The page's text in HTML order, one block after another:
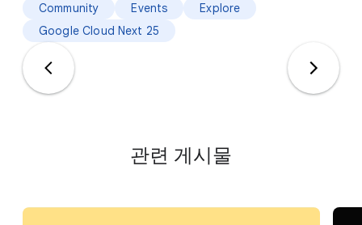
Community
Events
Explore
Google Cloud Next 25
관련 게시물